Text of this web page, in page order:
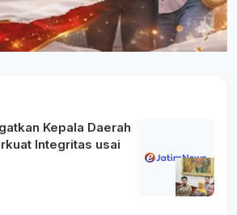
Kepala Daerah
Integritas usai